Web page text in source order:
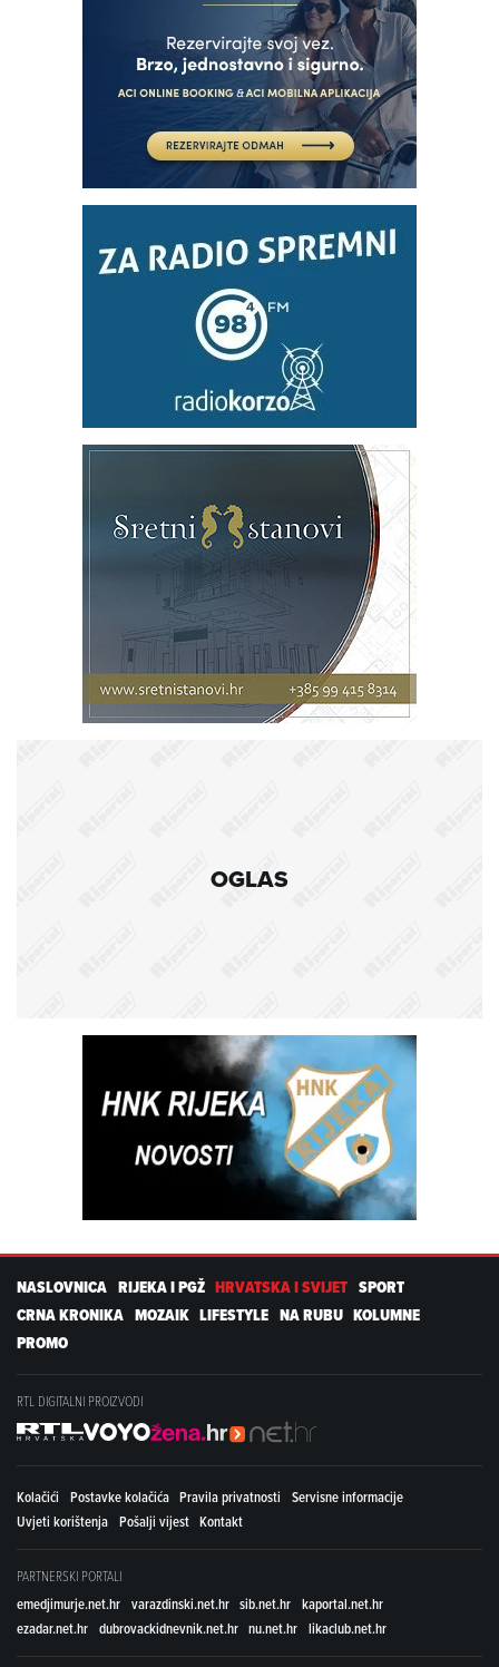
OGLAS
NASLOVNICA RIJEKA I PGŽ HRVATSKA I SVIJET SPORT
CRNA KRONIKA MOZAIK LIFESTYLE NA RUBU KOLUMNE
PROMO
RTL DIGITALNI PROIZVODI
Kolačići Postavke kolačića Pravila privatnosti
Servisne informacije
Uvjeti korištenja Pošalji vijest Kontakt
PARTNERSKI PORTALI
emedjimurje.net.hr varazdinski.net.hr sib.net.hr kaportal.net.hr
ezadar.net.hr dubrovackidnevnik.net.hr nu.net.hr likaclub.net.hr